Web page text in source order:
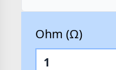
Ohm (Ω)